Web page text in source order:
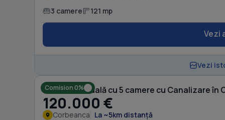
3 camere 121 mp
Vezi
Vezi
Comision 0%
Casă individuală cu 5 camere cu Canalizare în
120.000 €
Corbeanca La ~5km distanță